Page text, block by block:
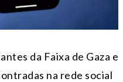
da Faixa de Gaza e
na rede social